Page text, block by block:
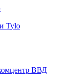
Tylo
ВВД